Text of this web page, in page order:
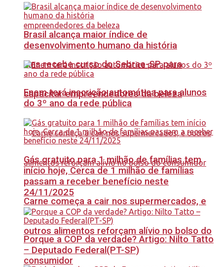
Lins recebe curso do Sebrae-SP para
capacitar empreendedores da beleza
Carne começa a cair nos supermercados, e
outros alimentos reforçam alívio no bolso do
consumidor
Brasil alcança maior índice de
desenvolvimento humano da história
Enem terá inscrição automática para alunos
do 3º ano da rede pública
Gás gratuito para 1 milhão de famílias tem
início hoje, Cerca de 1 milhão de famílias
passam a receber benefício neste
24/11/2025
Porque a COP da verdade? Artigo: Nilto Tatto
– Deputado Federal(PT-SP)